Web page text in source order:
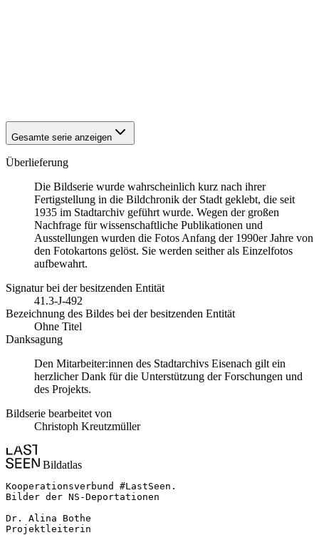
Gesamte serie anzeigen
Überlieferung
Die Bildserie wurde wahrscheinlich kurz nach ihrer
Fertigstellung in die Bildchronik der Stadt geklebt, die seit
1935 im Stadtarchiv geführt wurde. Wegen der großen
Nachfrage für wissenschaftliche Publikationen und
Ausstellungen wurden die Fotos Anfang der 1990er Jahre von
den Fotokartons gelöst. Sie werden seither als Einzelfotos
aufbewahrt.
Signatur bei der besitzenden Entität
41.3-J-492
Bezeichnung des Bildes bei der besitzenden Entität
Ohne Titel
Danksagung
Den Mitarbeiter:innen des Stadtarchivs Eisenach gilt ein
herzlicher Dank für die Unterstützung der Forschungen und
des Projekts.
Bildserie bearbeitet von
Christoph Kreutzmüller
Bildatlas
Kooperationsverbund #LastSeen.
Bilder der NS-Deportationen
Dr. Alina Bothe
Projektleiterin